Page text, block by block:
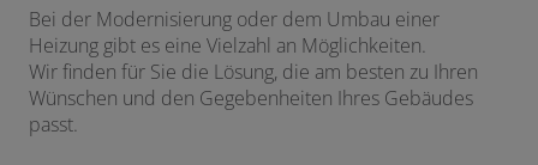
Bei der Modernisierung oder dem Umbau einer
Heizung gibt es eine Vielzahl an Möglichkeiten.
Wir finden für Sie die Lösung, die am besten zu Ihren
Wünschen und den Gegebenheiten Ihres Gebäudes
passt.